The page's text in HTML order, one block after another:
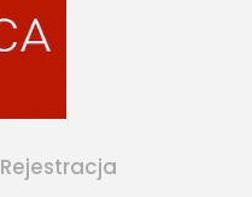
Rejestracja